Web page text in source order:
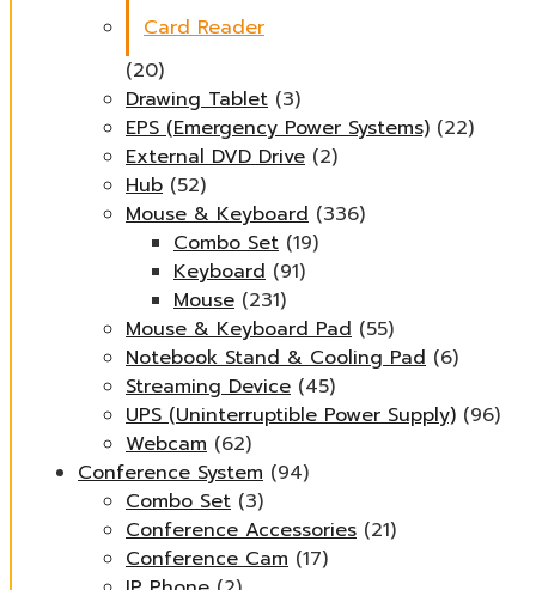
Card Reader
(20)
Drawing Tablet (3)
EPS (Emergency Power Systems) (22)
External DVD Drive (2)
Hub (52)
Mouse & Keyboard (336)
Combo Set (19)
Keyboard (91)
Mouse (231)
Mouse & Keyboard Pad (55)
Notebook Stand & Cooling Pad (6)
Streaming Device (45)
UPS (Uninterruptible Power Supply) (96)
Webcam (62)
Conference System (94)
Combo Set (3)
Conference Accessories (21)
Conference Cam (17)